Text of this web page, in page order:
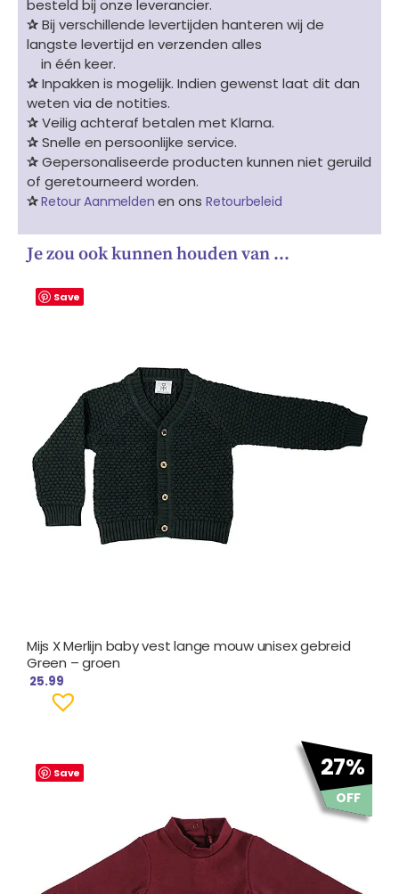
besteld bij onze leverancier.
✰Bij verschillende levertijden hanteren wij de
langste levertijd en verzenden alles
in één keer.
✰Inpakken is mogelijk. Indien gewenst laat dit dan
weten via de notities.
✰Veilig achteraf betalen met Klarna.
✰Snelle en persoonlijke service.
✰Gepersonaliseerde producten kunnen niet geruild
of geretourneerd worden.
✰Retour Aanmelden en ons Retourbeleid
Je zou ook kunnen houden van …
Save
Mijs X Merlijn baby vest lange mouw unisex gebreid
Green – groen
25.99
Save 27%
OFF
prijs